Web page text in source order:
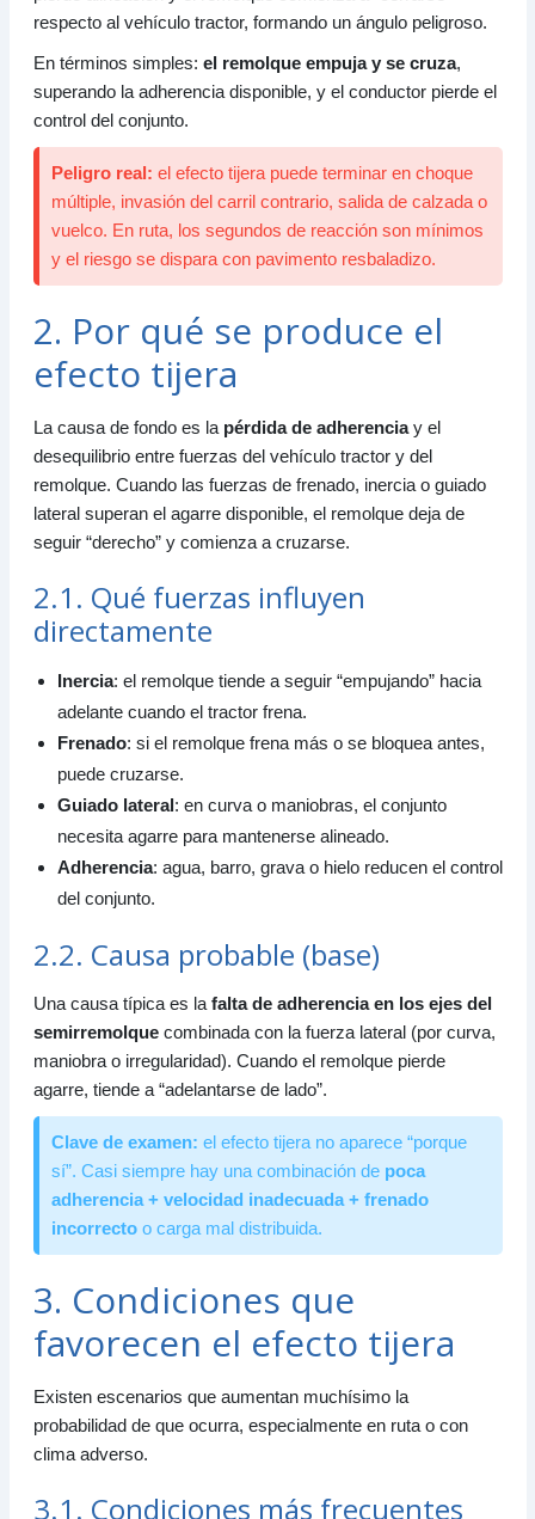
7.1. Objetivos de la conducción eficiente
7.2. Hábitos que ayudan a evitar la tijera
8. Checklist rápido para examen y conducción real
8.1. Causas típicas
8.3. Si empieza la tijera
respecto al vehículo tractor, formando un ángulo peligroso.
En términos simples: el remolque empuja y se cruza,
superando la adherencia disponible, y el conductor pierde el
control del conjunto.
Peligro real: el efecto tijera puede terminar en choque
múltiple, invasión del carril contrario, salida de calzada o
vuelco. En ruta, los segundos de reacción son mínimos
y el riesgo se dispara con pavimento resbaladizo.
2. Por qué se produce el
efecto tijera
La causa de fondo es la pérdida de adherenciay el
desequilibrio entre fuerzas del vehículo tractor y del
remolque. Cuando las fuerzas de frenado, inercia o guiado
lateral superan el agarre disponible, el remolque deja de
seguir “derecho” y comienza a cruzarse.
2.1. Qué fuerzas influyen
directamente
Inercia: el remolque tiende a seguir “empujando” hacia
adelante cuando el tractor frena.
Frenado: si el remolque frena más o se bloquea antes,
puede cruzarse.
Guiado lateral: en curva o maniobras, el conjunto
necesita agarre para mantenerse alineado.
Adherencia: agua, barro, grava o hielo reducen el control
del conjunto.
2.2. Causa probable (base)
Una causa típica es la falta de adherencia en los ejes del
semirremolquecombinada con la fuerza lateral (por curva,
maniobra o irregularidad). Cuando el remolque pierde
agarre, tiende a “adelantarse de lado”.
Clave de examen: el efecto tijera no aparece “porque
sí”. Casi siempre hay una combinación de poca
adherencia + velocidad inadecuada + frenado
incorrectoo carga mal distribuida.
3. Condiciones que
favorecen el efecto tijera
Existen escenarios que aumentan muchísimo la
probabilidad de que ocurra, especialmente en ruta o con
clima adverso.
3.1. Condiciones más frecuentes